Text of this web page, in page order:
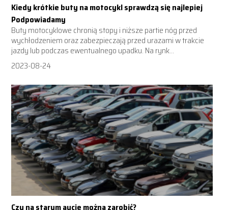
Kiedy krótkie buty na motocykl sprawdzą się najlepiej
Podpowiadamy
Buty motocyklowe chronią stopy i niższe partie nóg przed
wychłodzeniem oraz zabezpieczają przed urazami w trakcie
jazdy lub podczas ewentualnego upadku. Na rynk...
2023-08-24
Czy na starym aucie można zarobić?